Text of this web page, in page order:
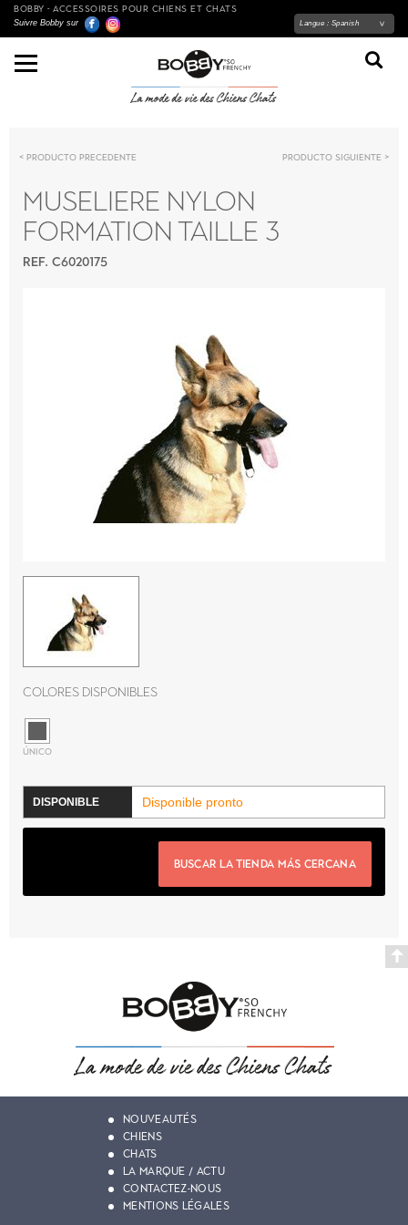
BOBBY - ACCESSOIRES POUR CHIENS ET CHATS
Suivre Bobby sur Langue : Spanish
Producto precedente Producto siguiente
MUSELIERE NYLON
FORMATION TAILLE 3
REF. C6020175
Colores disponibles
ÚNICO
Disponible pronto
BUSCAR LA TIENDA MÁS CERCANA
NOUVEAUTÉS
CHIENS
CHATS
LA MARQUE / ACTU
CONTACTEZ-NOUS
MENTIONS LÉGALES